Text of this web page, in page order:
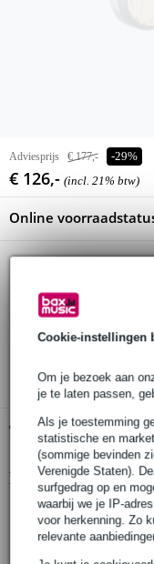
Cookie-instellingen
Om je bezoek aan
je te laten passen,
Als je toestemming
statistische en
(sommige bevinden
Verenigde Staten).
surfgedrag op en
waarbij we je IP-
voor herkenning. Zo
relevante
Adviesprijs € 177,- -29%
€ 126,- (incl. 21% btw)
Online
Gratis verzending
Gratis ophalen in
Productinformatie
artikelnummer: EM-
afspeelduur: 6 uur, 24
opladen: USB-C of Qi